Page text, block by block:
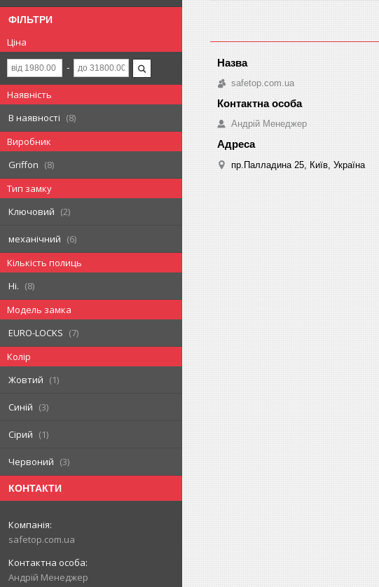
ФІЛЬТРИ
Ціна
Наявність
В наявності
8
Виробник
Griffon
8
Тип замку
Ключовий
2
механічний
6
Кількість полиць
Ні.
8
Модель замка
EURO-LOCKS
7
Колір
Жовтий
1
Синій 3
Сірий 1
Червоний 3
КОНТАКТИ
safetop.com.ua
Андрій Менеджер
safetop.com.ua
Андрій Менеджер
пр.Палладина 25, Київ, Україна